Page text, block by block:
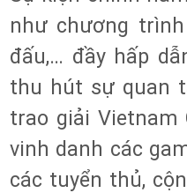
như chương
đấu,… đầy hấp
thu hút sự quan
trao giải Vietnam
vinh danh các
các tuyển thủ,